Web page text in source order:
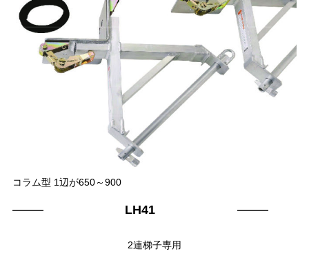
コラム型 1辺が650～900
LH41
2連梯子専用